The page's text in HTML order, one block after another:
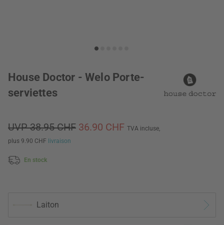
House Doctor - Welo Porte-
serviettes
UVP 38.95 CHF 36.90 CHF TVA incluse,
plus 9.90 CHF livraison
En stock
Laiton